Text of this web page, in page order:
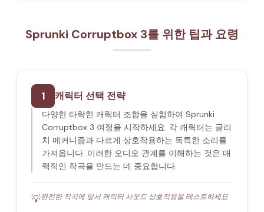
Sprunki Corruptbox 3를 위한 팁과 요령
1 캐릭터 선택 전략
다양한 타락한 캐릭터 조합을 실험하여 Sprunki
Corruptbox 3 여정을 시작하세요. 각 캐릭터는 글리
치 메커니즘과 다르게 상호작용하는 독특한 소리를
가져옵니다. 이러한 오디오 관계를 이해하는 것은 매
력적인 작곡을 만드는 데 중요합니다.
💡완전한 작곡에 앞서 캐릭터 사운드 상호작용을 테스트하세요